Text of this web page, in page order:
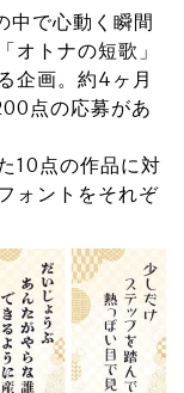
中で心動く瞬間
オトナの短歌」
企画。約4ヶ月
点の応募があ
10点の作品に対
ォントをそれぞ